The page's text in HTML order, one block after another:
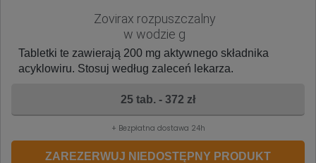
Zovirax rozpuszczalny
w wodzie g
Tabletki te zawierają 200 mg aktywnego składnika
acyklowiru. Stosuj według zaleceń lekarza.
25 tab. - 372 zł
+ Bezpłatna dostawa 24h
ZAREZERWUJ NIEDOSTĘPNY PRODUKT